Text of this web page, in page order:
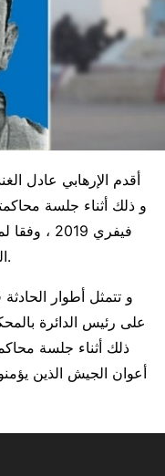
أقدم الإرهابي عادل
فيفري
الفاع عن المتهمين في القضية المذكورة.
و تتمثل أطوار
على رئيس الدائرة
ذلك أثناء جلسة
أعوان الجيش الذين